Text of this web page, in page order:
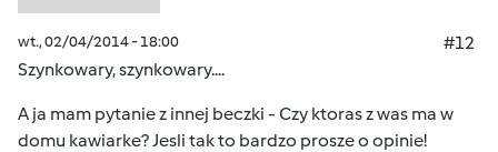
wt., 02/04/2014 - 18:00
#12
Szynkowary, szynkowary....
A ja mam pytanie z innej beczki - Czy ktoras z was ma w
domu kawiarke? Jesli tak to bardzo prosze o opinie!